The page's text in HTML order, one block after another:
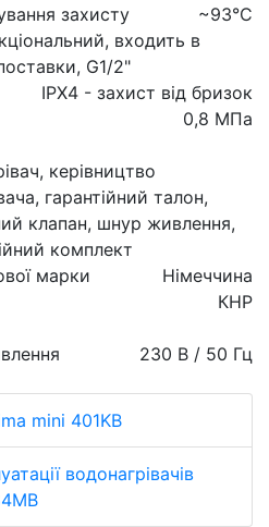
захисту
~93°C
входить в
G1/2"
IPX4 - захист від бризок
0,8 МПа
керівництво
гарантійний талон,
клапан, шнур живлення,
комплект
марки
Німеччина
КНР
230 В / 50 Гц
mini 401KB
водонагрівачів